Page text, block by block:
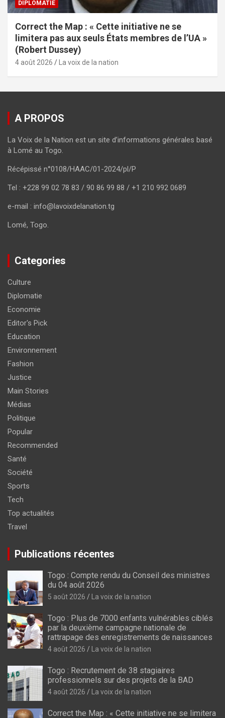
DIPLOMATIE
Correct the Map : « Cette initiative ne se
limitera pas aux seuls États membres de l’UA »
(Robert Dussey)
4 août 2026 La voix de la nation
A PROPOS
La Voix de la Nation est un site d’informations générales basé
à Lomé au Togo.
Récépissé n°0108/HAAC/01-2024/pl/P
Tel : +228 99 02 78 83 / 90 86 99 88 / +1 210 992 0689
e-mail : info@lavoixdelanation.tg
Lomé, Togo.
Categories
Culture
Diplomatie
Economie
Editor's Pick
Education
Environnement
Fashion
Justice
Main Stories
Médias
Politique
Popular
Recommended
Santé
Société
Sports
Tech
Top actualités
Travel
Publications récentes
Togo : Compte rendu du Conseil des ministres
du 04 août 2026
5 août 2026 La voix de la nation
Togo : Plus de 7000 enfants vulnérables ciblés
par la deuxième campagne nationale de
rattrapage des enregistrements de naissances
4 août 2026 La voix de la nation
Togo : Recrutement de 38 stagiaires
professionnels sur des projets de la BAD
4 août 2026 La voix de la nation
Correct the Map : « Cette initiative ne se limitera